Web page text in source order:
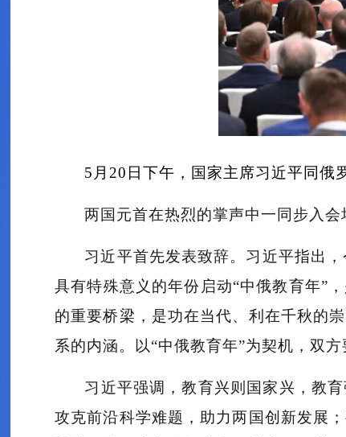
5月20日下午，国家主席习近平同俄
两国元首在热烈的掌声中一同步入会
习近平首先发表致辞。习近平指出
具有特殊意义的年份启动“中俄教育年”
的重要桥梁，是功在当代、利在千秋的
系的内涵。以“中俄教育年”为契机，双
习近平强调，教育兴则国家兴，教
攻克前沿科学难题，助力两国创新发展